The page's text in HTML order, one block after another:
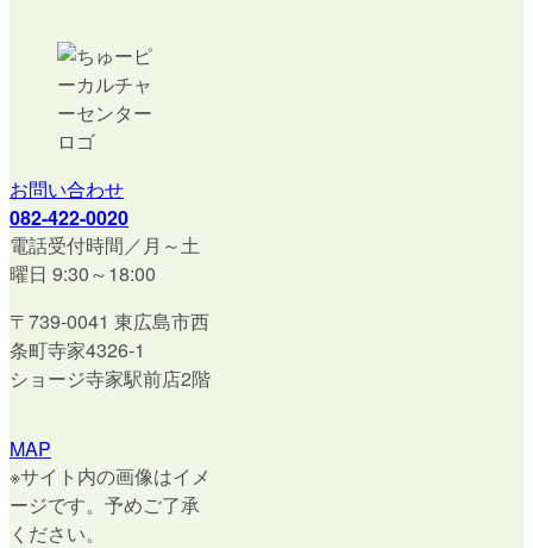
お問い合わせ
082-422-0020
電話受付時間／月～土
曜日 9:30～18:00
〒739-0041 東広島市西
条町寺家4326-1
ショージ寺家駅前店2階
MAP
Facebook
Youtube
※サイト内の画像はイメ
ージです。予めご了承
ください。